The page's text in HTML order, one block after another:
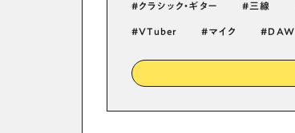
クラシック・ギター 三線
VTuber マイク DAW